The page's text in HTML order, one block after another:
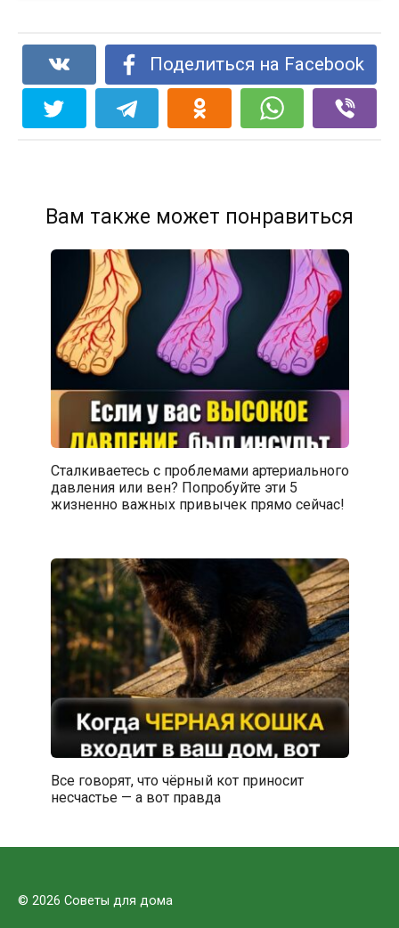
Поделиться на Facebook
Вам также может понравиться
Сталкиваетесь с проблемами артериального
давления или вен? Попробуйте эти 5
жизненно важных привычек прямо сейчас!
Все говорят, что чёрный кот приносит
несчастье — а вот правда
© 2026 Советы для дома